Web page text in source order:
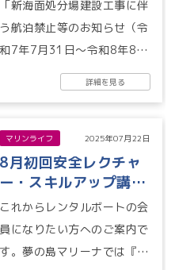
月31日～令和8年8月
31日）」
「新海面処分場建設工事に伴
う航泊禁止等のお知らせ（令
和7年7月31日～令和8年8月
31日）」 付近海域を航行す
る船舶は、十分注意をお願い
詳細を見る
マリンライフ 2025年07月22日
8月初回安全レクチャ
ー・スキルアップ講習
の日程のお知らせ
これからレンタルボートの会
員になりたい方へのご案内で
す。夢の島マリーナでは『れ